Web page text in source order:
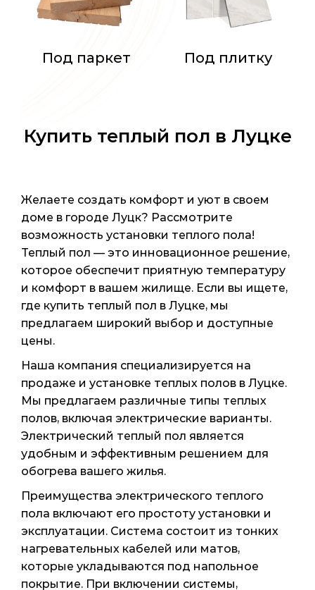
Под паркет Под плитку
Купить теплый пол в Луцке
Желаете создать комфорт и уют в своем
доме в городе Луцк? Рассмотрите
возможность установки теплого пола!
Теплый пол — это инновационное решение,
которое обеспечит приятную температуру
и комфорт в вашем жилище. Если вы ищете,
где купить теплый пол в Луцке, мы
предлагаем широкий выбор и доступные
цены.
Наша компания специализируется на
продаже и установке теплых полов в Луцке.
Мы предлагаем различные типы теплых
полов, включая электрические варианты.
Электрический теплый пол является
удобным и эффективным решением для
обогрева вашего жилья.
Преимущества электрического теплого
пола включают его простоту установки и
эксплуатации. Система состоит из тонких
нагревательных кабелей или матов,
которые укладываются под напольное
покрытие. При включении системы,